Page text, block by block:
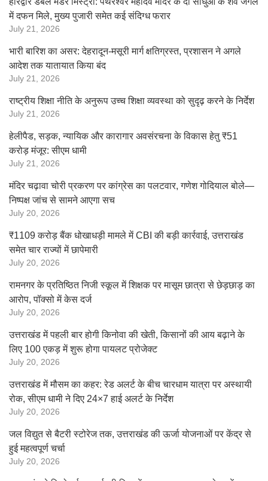
में दफन मिले, मुख्य पुजारी समेत कई संदिग्ध फरार
July 21, 2026
भारी बारिश का असर: देहरादून-मसूरी मार्ग क्षतिग्रस्त, प्रशासन ने अगले
आदेश तक यातायात किया बंद
July 21, 2026
राष्ट्रीय शिक्षा नीति के अनुरूप उच्च शिक्षा व्यवस्था को सुदृढ़ करने के निर्देश
July 21, 2026
हेलीपैड, सड़क, न्यायिक और कारागार अवसंरचना के विकास हेतु ₹51
करोड़ मंजूर: सीएम धामी
July 21, 2026
मंदिर चढ़ावा चोरी प्रकरण पर कांग्रेस का पलटवार, गणेश गोदियाल बोले—
निष्पक्ष जांच से सामने आएगा सच
July 20, 2026
₹1109 करोड़ बैंक धोखाधड़ी मामले में CBI की बड़ी कार्रवाई, उत्तराखंड
समेत चार राज्यों में छापेमारी
July 20, 2026
रामनगर के प्रतिष्ठित निजी स्कूल में शिक्षक पर मासूम छात्रा से छेड़छाड़ का
आरोप, पॉक्सो में केस दर्ज
July 20, 2026
उत्तराखंड में पहली बार होगी किनोवा की खेती, किसानों की आय बढ़ाने के
लिए 100 एकड़ में शुरू होगा पायलट प्रोजेक्ट
July 20, 2026
उत्तराखंड में मौसम का कहर: रेड अलर्ट के बीच चारधाम यात्रा पर अस्थायी
रोक, सीएम धामी ने दिए 24×7 हाई अलर्ट के निर्देश
July 20, 2026
जल विद्युत से बैटरी स्टोरेज तक, उत्तराखंड की ऊर्जा योजनाओं पर केंद्र से
हुई महत्वपूर्ण चर्चा
July 20, 2026